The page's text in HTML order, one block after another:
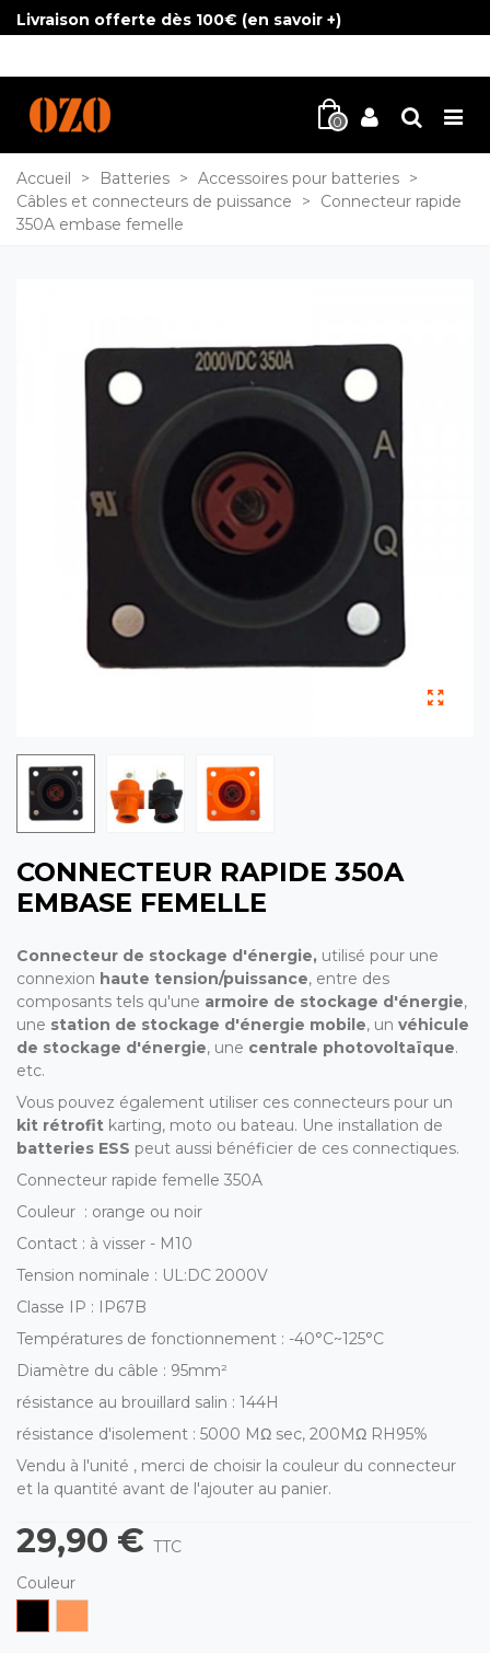
Livraison offerte dès 100€ (en savoir +)
0
Accueil > Batteries > Accessoires pour batteries >
Câbles et connecteurs de puissance
>
Connecteur rapide
350A embase femelle
CONNECTEUR RAPIDE 350A
EMBASE FEMELLE
Connecteur de stockage d'énergie, utilisé pour une
connexion haute tension/puissance, entre des
composants tels qu'une armoire de stockage d'énergie,
une station de stockage d'énergie mobile, un véhicule
de stockage d'énergie, une centrale photovoltaïque.
etc.
Vous pouvez également utiliser ces connecteurs pour un
kit rétrofit karting, moto ou bateau. Une installation de
batteries ESS peut aussi bénéficier de ces connectiques.
Connecteur rapide femelle 350A
Couleur : orange ou noir
Contact : à visser - M10
Tension nominale : UL:DC 2000V
Classe IP : IP67B
Températures de fonctionnement : -40°C~125°C
Diamètre du câble : 95mm²
résistance au brouillard salin : 144H
résistance d'isolement : 5000 MΩ sec, 200MΩ RH95%
Vendu à l'unité , merci de choisir la couleur du connecteur
et la quantité avant de l'ajouter au panier.
29,90 € TTC
Couleur